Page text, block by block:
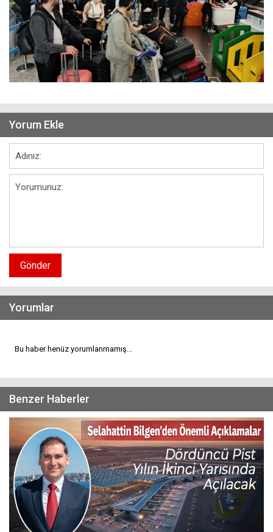
Yorum Ekle
Gönder
Yorumlar
Bu haber henüz yorumlanmamış...
Benzer Haberler